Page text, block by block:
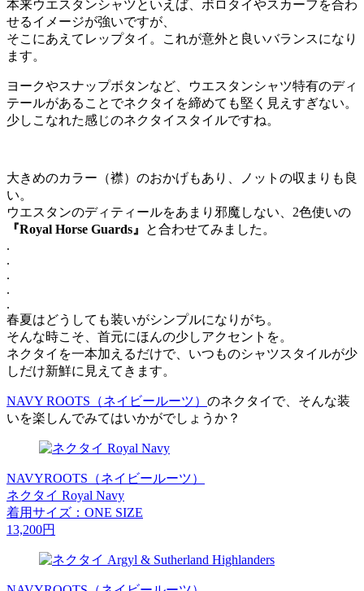
本来ウエスタンシャツといえば、ボロタイやスカーフを合わ
せるイメージが強いですが、
そこにあえてレップタイ。これが意外と良いバランスになり
ます。
ヨークやスナップボタンなど、ウエスタンシャツ特有のディ
テールがあることでネクタイを締めても堅く見えすぎない。
少しこなれた感じのネクタイスタイルですね。
大きめのカラー（襟）のおかげもあり、ノットの収まりも良
い。
ウエスタンのディティールをあまり邪魔しない、2色使いの
『Royal Horse Guards』
と合わせてみました。
.
.
.
.
.
春夏はどうしても装いがシンプルになりがち。
そんな時こそ、首元にほんの少しアクセントを。
ネクタイを一本加えるだけで、いつものシャツスタイルが少
しだけ新鮮に見えてきます。
NAVY ROOTS（ネイビールーツ） のネクタイで、そんな装
いを楽しんでみてはいかがでしょうか？
NAVYROOTS（ネイビールーツ）
ネクタイ Royal Navy
着用サイズ：ONE SIZE
13,200円